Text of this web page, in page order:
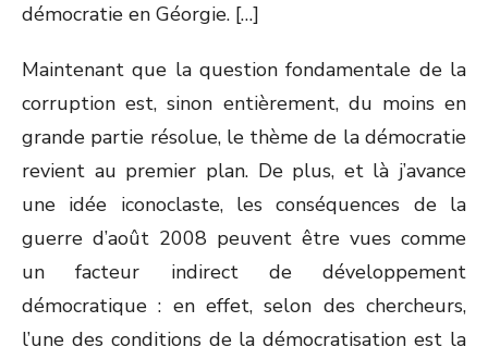
démocratie en Géorgie. […]
Maintenant que la question fondamentale de la
corruption est, sinon entièrement, du moins en
grande partie résolue, le thème de la démocratie
revient au premier plan. De plus, et là j’avance
une idée iconoclaste, les conséquences de la
guerre d’août 2008 peuvent être vues comme
un facteur indirect de développement
démocratique : en effet, selon des chercheurs,
l’une des conditions de la démocratisation est la